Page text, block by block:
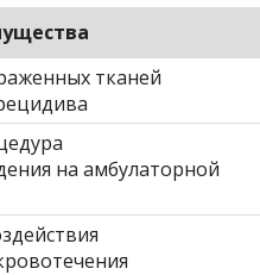
тканей
на амбулаторной